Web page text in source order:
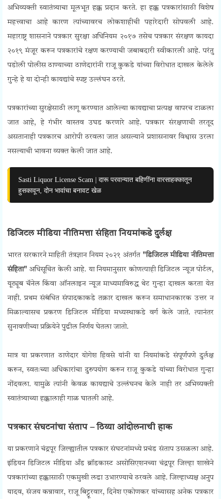
अभिव्यक्ती स्वातंत्र्याचा मूलभूत हक्क प्रदान करते. हा हक्क पत्रकारांसाठी विशेष
महत्त्वाचा आहे कारण त्यांच्यावरच लोकशाहीची पहारेदारी सोपवली आहे.
महाराष्ट्र शासनाने पत्रकार सुरक्षा अधिनियम २०१७ तसेच पत्रकार संरक्षण कायदा
२०१९ मंजूर करून पत्रकारांचे रक्षण करण्याची जबाबदारी स्वीकारली आहे. परंतु
पडोली पोलीस ठाण्याच्या ठाणेदारांनी राजू कुकडे यांच्या विरोधात दाखल केलेले
गुन्हे हे या दोन्ही कायद्यांचे स्पष्ट उल्लंघन ठरते.
पत्रकारांच्या सुरक्षेसाठी लागू करण्यात आलेल्या कायद्याचा प्रत्यक्ष वापरच टाळला
जात आहे, हे गंभीर वास्तव उघड करणारे आहे. पत्रकार संरक्षणाची तरतूद
असतानाही पत्रकारच आरोपी ठरवला जात असल्याने प्रशासनावर विश्वास उरला
नसल्याची भावना व्यक्त केली जात आहे.
Sasti Liquor License Scam | दारू परवान्यात बहिणींना वारसाहक्कातून
हुसकावून, दोन भावांचा बनावट खेळ
डिजिटल मीडिया नीतिमत्ता संहिता नियमांकडे दुर्लक्ष
भारत सरकारने माहिती तंत्रज्ञान नियम २०२१ अंतर्गत "डिजिटल मीडिया नीतिमत्ता
संहिता" अधिसूचित केली आहे. या नियमानुसार कोणत्याही डिजिटल न्यूज पोर्टल,
यूट्यूब चॅनेल किंवा ऑनलाइन न्यूज माध्यमाविरुद्ध थेट गुन्हा दाखल करता येत
नाही. प्रथम संबंधित संपादकाकडे तक्रार दाखल करून समाधानकारक उत्तर न
मिळाल्यासच प्रकरण डिजिटल मीडिया मध्यस्थाकडे वर्ग केले जाते. त्यानंतर
सुनावणीच्या प्रक्रियेने पुढील निर्णय घेतला जातो.
मात्र या प्रकरणात ठाणेदार योगेश हिवसे यांनी या नियमांकडे संपूर्णपणे दुर्लक्ष
करून, स्वतःच्या अधिकारांचा दुरुपयोग करून राजू कुकडे यांच्या विरोधात गुन्हा
नोंदवला. यामुळे त्यांनी केवळ कायद्याचे उल्लंघनच केले नाही तर अभिव्यक्ती
स्वातंत्र्याच्या हक्कालाही गाळ घातली आहे.
पत्रकार संघटनांचा संताप – ठिय्या आंदोलनाची हाक
या प्रकरणाने चंद्रपूर जिल्ह्यातील पत्रकार संघटनांमध्ये प्रचंड संताप उसळला आहे.
इंडियन डिजिटल मीडिया अँड ब्रॉडकास्ट असोसिएशनच्या चंद्रपूर जिल्हा शाखेने
पत्रकारांच्या हक्कासाठी एकमुखी लढा उभारण्याचे ठरवले आहे. जिल्हाध्यक्ष अनुप
यादव, संजय कन्नावार, राजू बिट्टूरवार, दिनेश एकोणकर यांच्यासह अनेक पत्रकार